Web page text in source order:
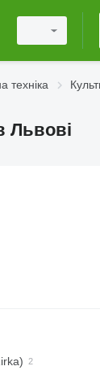
техніка
Львові